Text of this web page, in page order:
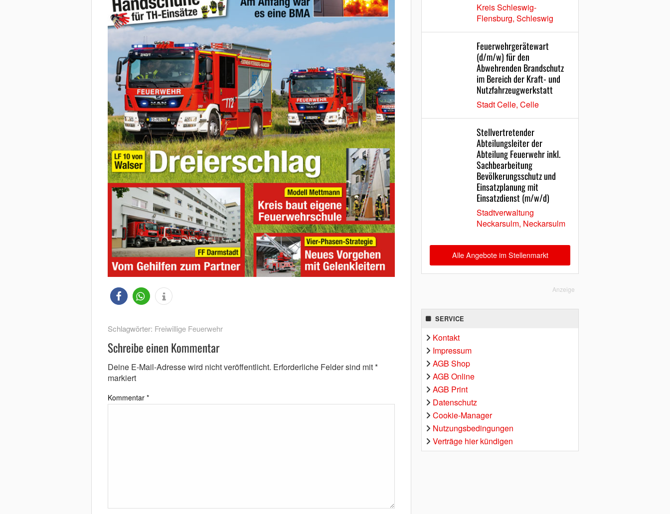
Schlagwörter: Freiwillige Feuerwehr
Schreibe einen Kommentar
Deine E-Mail-Adresse wird nicht veröffentlicht. Erforderliche Felder sind mit*
markiert
Kommentar *
Kreis Schleswig-
Flensburg, Schleswig
Feuerwehrgerätewart
(d/m/w) für den
Abwehrenden Brandschutz
im Bereich der Kraft- und
Nutzfahrzeugwerkstatt
Stadt Celle, Celle
Stellvertretender
Abteilungsleiter der
Abteilung Feuerwehr inkl.
Sachbearbeitung
Bevölkerungsschutz und
Einsatzplanung mit
Einsatzdienst (m/w/d)
Stadtverwaltung
Neckarsulm, Neckarsulm
Alle Angebote im Stellenmarkt
Anzeige
SERVICE
Kontakt
Impressum
AGB Shop
AGB Online
AGB Print
Datenschutz
Cookie-Manager
Nutzungsbedingungen
Verträge hier kündigen